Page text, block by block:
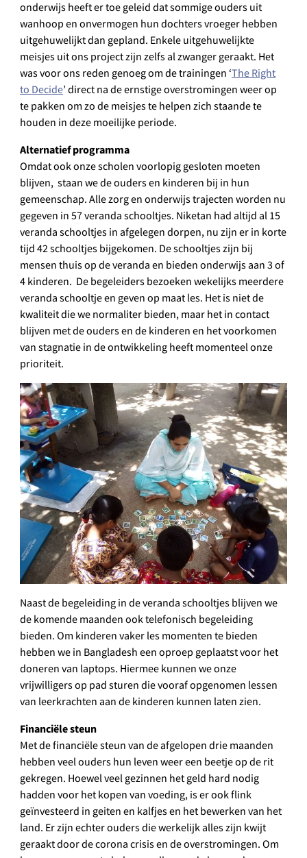
onderwijs heeft er toe geleid dat sommige ouders uit
wanhoop en onvermogen hun dochters vroeger hebben
uitgehuwelijkt dan gepland. Enkele uitgehuwelijkte
meisjes uit ons project zijn zelfs al zwanger geraakt. Het
was voor ons reden genoeg om de trainingen ‘The Right
to Decide’ direct na de ernstige overstromingen weer op
te pakken om zo de meisjes te helpen zich staande te
houden in deze moeilijke periode.
Alternatief programma
Omdat ook onze scholen voorlopig gesloten moeten
blijven, staan we de ouders en kinderen bij in hun
gemeenschap. Alle zorg en onderwijs trajecten worden nu
gegeven in 57 veranda schooltjes. Niketan had altijd al 15
veranda schooltjes in afgelegen dorpen, nu zijn er in korte
tijd 42 schooltjes bijgekomen. De schooltjes zijn bij
mensen thuis op de veranda en bieden onderwijs aan 3 of
4 kinderen. De begeleiders bezoeken wekelijks meerdere
veranda schooltje en geven op maat les. Het is niet de
kwaliteit die we normaliter bieden, maar het in contact
blijven met de ouders en de kinderen en het voorkomen
van stagnatie in de ontwikkeling heeft momenteel onze
prioriteit.
Naast de begeleiding in de veranda schooltjes blijven we
de komende maanden ook telefonisch begeleiding
bieden. Om kinderen vaker les momenten te bieden
hebben we in Bangladesh een oproep geplaatst voor het
doneren van laptops. Hiermee kunnen we onze
vrijwilligers op pad sturen die vooraf opgenomen lessen
van leerkrachten aan de kinderen kunnen laten zien.
Financiële steun
Met de financiële steun van de afgelopen drie maanden
hebben veel ouders hun leven weer een beetje op de rit
gekregen. Hoewel veel gezinnen het geld hard nodig
hadden voor het kopen van voeding, is er ook flink
geïnvesteerd in geiten en kalfjes en het bewerken van het
land. Er zijn echter ouders die werkelijk alles zijn kwijt
geraakt door de corona crisis en de overstromingen. Om